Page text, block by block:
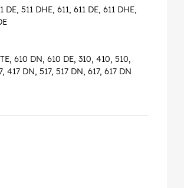
511 DHE, 611, 611 DE, 611 DHE,
610 DN, 610 DE, 310, 410, 510,
417 DN, 517, 517 DN, 617, 617 DN